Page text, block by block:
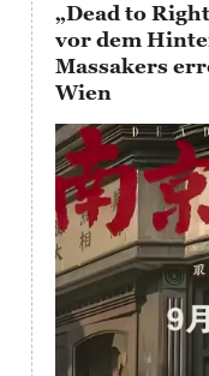
„Dead to
vor dem
Massakers
Wien